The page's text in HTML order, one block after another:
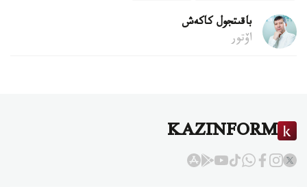
باقىتجول كاكەش
اۆتور
KAZINFORM